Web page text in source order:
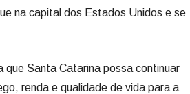
na capital dos Estados Unidos e se
que Santa Catarina possa continuar
renda e qualidade de vida para a